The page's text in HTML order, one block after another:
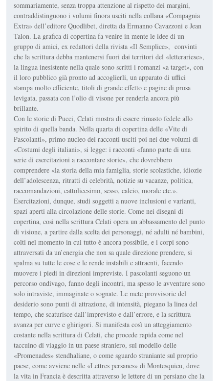
sommariamente, senza troppa attenzione al rispetto dei margini,
contraddistinguono i volumi finora usciti nella collana «Compagnia
Extra» dell’editore Quodlibet, diretta da Ermanno Cavazzoni e Jean
Talon. La grafica di copertina fa venire in mente le idee di un
gruppo di amici, ex redattori della rivista «Il Semplice», convinti
che la scrittura debba mantenersi fuori dai territori del «letterariese»,
la lingua inesistente nella quale sono scritti i romanzi «a target», con
il loro pubblico già pronto ad accoglierli, un apparato di uffici
stampa molto efficiente, titoli di grande effetto e pagine di prosa
levigata, passata con l’olio di visone per renderla ancora più
brillante.
Con le storie di Pucci, Celati mostra di essere rimasto fedele allo
spirito di quella banda. Nella quarta di copertina delle «Vite di
Pascolanti», primo nucleo dei racconti usciti poi nei due volumi di
«Costumi degli italiani», si legge: i racconti «fanno parte di una
serie di esercitazioni a raccontare storie», che dovrebbero
comprendere «la storia della mia famiglia, storie scolastiche, idiozie
dell’adolescenza, ritratti di celebrità, notizie su vacanze, politica,
raccomandazioni, cattolicesimo, sesso, calcio, morale etc.».
Esercitazioni, dunque, studi soggetti a nuove inclusioni e varianti,
spazi aperti alla circolazione delle storie. Come nei disegni di
copertina, così nella scrittura Celati opera un abbassamento del punto
di visione, a partire dalla scelta dei personaggi, né adulti né bambini,
colti nel momento in cui tutto è ancora possibile, e i corpi sono
attraversati da un’energia che non sa quale direzione prendere, si
spalma su tutte le cose e le rende instabili e attraenti, facendo
muovere i piedi in direzioni impreviste. I pascolanti seguono un
percorso ondivago, fanno degli incontri, ma spesso le avventure sono
solo intraviste, immaginate o sognate. Le mete provvisorie del
desiderio sono punti di attrazione, di intensità, piegano la linea del
tempo, che scaturisce dall’imprevisto e dall’errore, e la scrittura
avanza per curve e ghirigori. Si manifesta così un atteggiamento
costante nella scrittura di Celati, che procede rapida come nel
taccuino di viaggio in un paese straniero, sul modello delle
«Promenades» stendhaliane, o come sguardo straniante sul proprio
paese, come avviene nelle «Lettres persanes» di Montesquieu, dove
la vita in Francia è descritta attraverso le lettere di un persiano che la